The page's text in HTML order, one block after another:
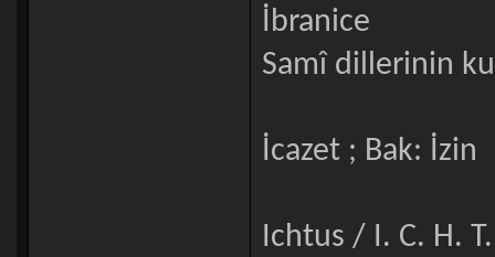
İbranice
Samî dillerinin
İcazet ; Bak: İzin
Ichtus / I. C. H.